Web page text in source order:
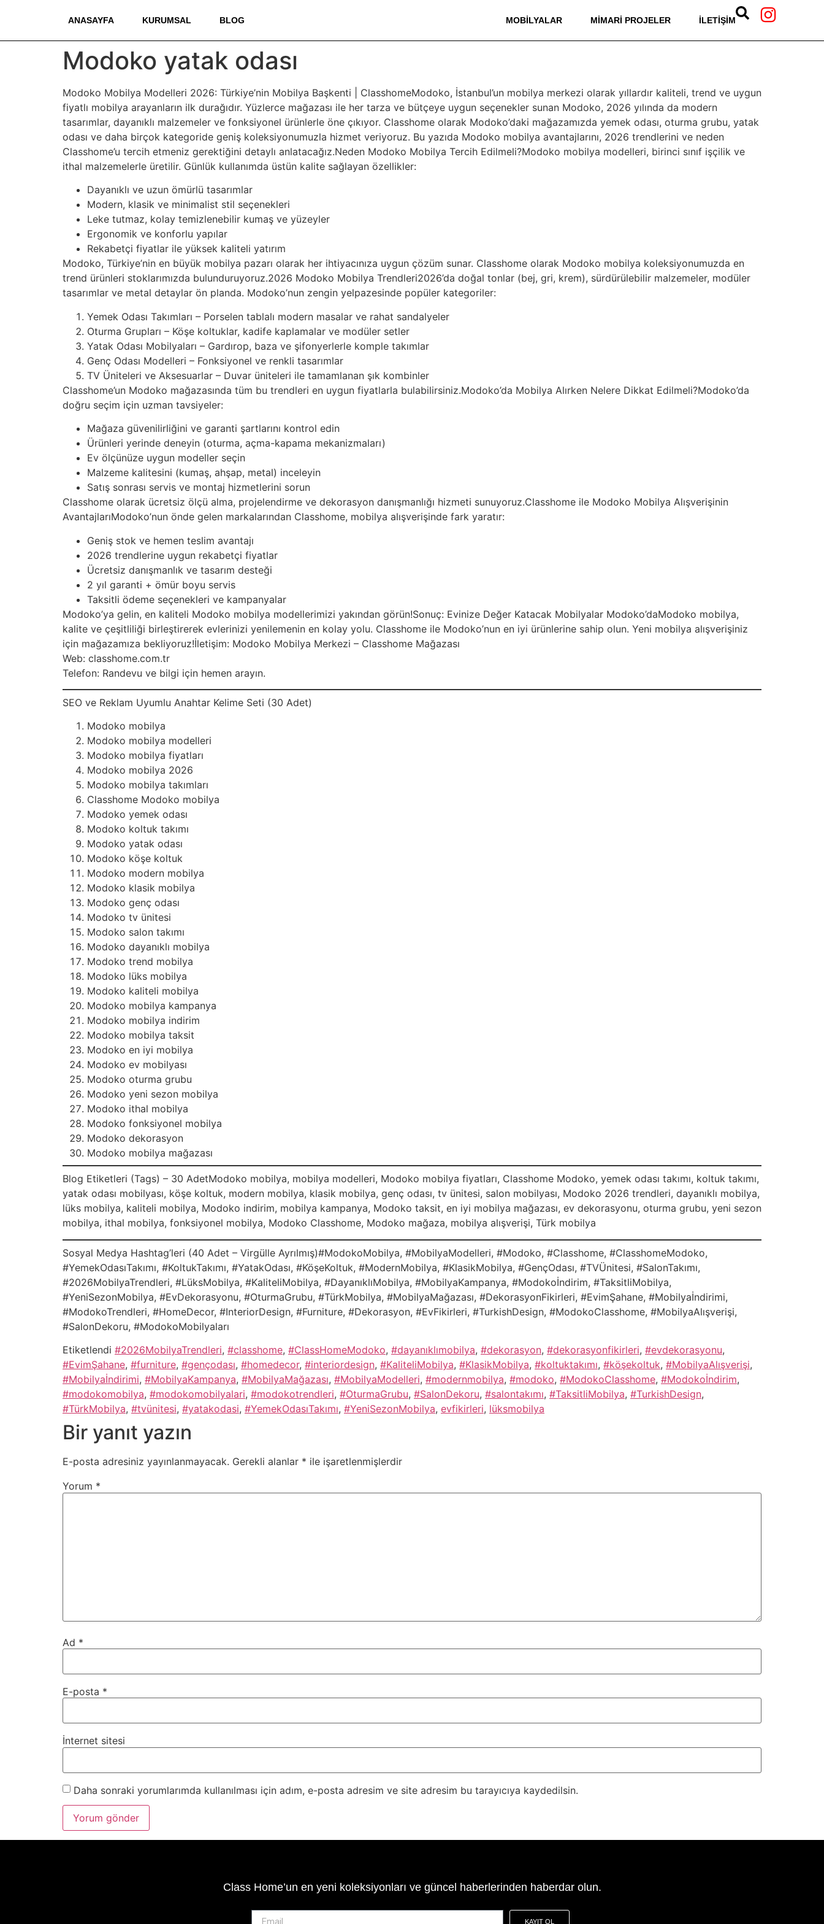
ANASAYFA KURUMSAL BLOG MOBILYALAR MIMARI PROJELER İLETIŞIM
Modoko yatak odası
Modoko Mobilya Modelleri 2026: Türkiye’nin Mobilya Başkenti | ClasshomeModoko, İstanbul’un mobilya merkezi olarak yıllardır kaliteli, trend ve uygun
fiyatlı mobilya arayanların ilk durağıdır. Yüzlerce mağazası ile her tarza ve bütçeye uygun seçenekler sunan Modoko, 2026 yılında da modern
tasarımlar, dayanıklı malzemeler ve fonksiyonel ürünlerle öne çıkıyor. Classhome olarak Modoko’daki mağazamızda yemek odası, oturma grubu, yatak
odası ve daha birçok kategoride geniş koleksiyonumuzla hizmet veriyoruz. Bu yazıda Modoko mobilya avantajlarını, 2026 trendlerini ve neden
Classhome’u tercih etmeniz gerektiğini detaylı anlatacağız.Neden Modoko Mobilya Tercih Edilmeli?Modoko mobilya modelleri, birinci sınıf işçilik ve
ithal malzemelerle üretilir. Günlük kullanımda üstün kalite sağlayan özellikler:
Dayanıklı ve uzun ömürlü tasarımlar
Modern, klasik ve minimalist stil seçenekleri
Leke tutmaz, kolay temizlenebilir kumaş ve yüzeyler
Ergonomik ve konforlu yapılar
Rekabetçi fiyatlar ile yüksek kaliteli yatırım
Modoko, Türkiye’nin en büyük mobilya pazarı olarak her ihtiyacınıza uygun çözüm sunar. Classhome olarak Modoko mobilya koleksiyonumuzda en
trend ürünleri stoklarımızda bulunduruyoruz.2026 Modoko Mobilya Trendleri2026’da doğal tonlar (bej, gri, krem), sürdürülebilir malzemeler, modüler
tasarımlar ve metal detaylar ön planda. Modoko’nun zengin yelpazesinde popüler kategoriler:
Yemek Odası Takımları – Porselen tablalı modern masalar ve rahat sandalyeler
Oturma Grupları – Köşe koltuklar, kadife kaplamalar ve modüler setler
Yatak Odası Mobilyaları – Gardırop, baza ve şifonyerlerle komple takımlar
Genç Odası Modelleri – Fonksiyonel ve renkli tasarımlar
TV Üniteleri ve Aksesuarlar – Duvar üniteleri ile tamamlanan şık kombinler
Classhome’un Modoko mağazasında tüm bu trendleri en uygun fiyatlarla bulabilirsiniz.Modoko’da Mobilya Alırken Nelere Dikkat Edilmeli?Modoko’da
doğru seçim için uzman tavsiyeler:
Mağaza güvenilirliğini ve garanti şartlarını kontrol edin
Ürünleri yerinde deneyin (oturma, açma-kapama mekanizmaları)
Ev ölçünüze uygun modeller seçin
Malzeme kalitesini (kumaş, ahşap, metal) inceleyin
Satış sonrası servis ve montaj hizmetlerini sorun
Classhome olarak ücretsiz ölçü alma, projelendirme ve dekorasyon danışmanlığı hizmeti sunuyoruz.Classhome ile Modoko Mobilya Alışverişinin
AvantajlarıModoko’nun önde gelen markalarından Classhome, mobilya alışverişinde fark yaratır:
Geniş stok ve hemen teslim avantajı
2026 trendlerine uygun rekabetçi fiyatlar
Ücretsiz danışmanlık ve tasarım desteği
2 yıl garanti + ömür boyu servis
Taksitli ödeme seçenekleri ve kampanyalar
Modoko’ya gelin, en kaliteli Modoko mobilya modellerimizi yakından görün!Sonuç: Evinize Değer Katacak Mobilyalar Modoko’daModoko mobilya,
kalite ve çeşitliliği birleştirerek evlerinizi yenilemenin en kolay yolu. Classhome ile Modoko’nun en iyi ürünlerine sahip olun. Yeni mobilya alışverişiniz
için mağazamıza bekliyoruz!İletişim: Modoko Mobilya Merkezi – Classhome Mağazası
Web: classhome.com.tr
Telefon: Randevu ve bilgi için hemen arayın.
SEO ve Reklam Uyumlu Anahtar Kelime Seti (30 Adet)
Modoko mobilya
Modoko mobilya modelleri
Modoko mobilya fiyatları
Modoko mobilya 2026
Modoko mobilya takımları
Classhome Modoko mobilya
Modoko yemek odası
Modoko koltuk takımı
Modoko yatak odası
Modoko köşe koltuk
Modoko modern mobilya
Modoko klasik mobilya
Modoko genç odası
Modoko tv ünitesi
Modoko salon takımı
Modoko dayanıklı mobilya
Modoko trend mobilya
Modoko lüks mobilya
Modoko kaliteli mobilya
Modoko mobilya kampanya
Modoko mobilya indirim
Modoko mobilya taksit
Modoko en iyi mobilya
Modoko ev mobilyası
Modoko oturma grubu
Modoko yeni sezon mobilya
Modoko ithal mobilya
Modoko fonksiyonel mobilya
Modoko dekorasyon
Modoko mobilya mağazası
Blog Etiketleri (Tags) – 30 AdetModoko mobilya, mobilya modelleri, Modoko mobilya fiyatları, Classhome Modoko, yemek odası takımı, koltuk takımı,
yatak odası mobilyası, köşe koltuk, modern mobilya, klasik mobilya, genç odası, tv ünitesi, salon mobilyası, Modoko 2026 trendleri, dayanıklı mobilya,
lüks mobilya, kaliteli mobilya, Modoko indirim, mobilya kampanya, Modoko taksit, en iyi mobilya mağazası, ev dekorasyonu, oturma grubu, yeni sezon
mobilya, ithal mobilya, fonksiyonel mobilya, Modoko Classhome, Modoko mağaza, mobilya alışverişi, Türk mobilya
Sosyal Medya Hashtag’leri (40 Adet – Virgülle Ayrılmış)#ModokoMobilya, #MobilyaModelleri, #Modoko, #Classhome, #ClasshomeModoko,
#YemekOdasıTakımı, #KoltukTakımı, #YatakOdası, #KöşeKoltuk, #ModernMobilya, #KlasikMobilya, #GençOdası, #TVÜnitesi, #SalonTakımı,
#2026MobilyaTrendleri, #LüksMobilya, #KaliteliMobilya, #DayanıklıMobilya, #MobilyaKampanya, #Modokoİndirim, #TaksitliMobilya,
#YeniSezonMobilya, #EvDekorasyonu, #OturmaGrubu, #TürkMobilya, #MobilyaMağazası, #DekorasyonFikirleri, #EvimŞahane, #Mobilyaİndirimi,
#ModokoTrendleri, #HomeDecor, #InteriorDesign, #Furniture, #Dekorasyon, #EvFikirleri, #TurkishDesign, #ModokoClasshome, #MobilyaAlışverişi,
#SalonDekoru, #ModokoMobilyaları
Etiketlendi #2026MobilyaTrendleri, #classhome, #ClassHomeModoko, #dayanıklımobilya, #dekorasyon, #dekorasyonfikirleri, #evdekorasyonu,
#EvimŞahane, #furniture, #gençodası, #homedecor, #interiordesign, #KaliteliMobilya, #KlasikMobilya, #koltuktakımı, #köşekoltuk, #MobilyaAlışverişi,
#Mobilyaİndirimi, #MobilyaKampanya, #MobilyaMağazası, #MobilyaModelleri, #modernmobilya, #modoko, #ModokoClasshome, #Modokoİndirim,
#modokomobilya, #modokomobilyalari, #modokotrendleri, #OturmaGrubu, #SalonDekoru, #salontakımı, #TaksitliMobilya, #TurkishDesign,
#TürkMobilya, #tvünitesi, #yatakodasi, #YemekOdasıTakımı, #YeniSezonMobilya, evfikirleri, lüksmobilya
Bir yanıt yazın
E-posta adresiniz yayınlanmayacak. Gerekli alanlar * ile işaretlenmişlerdir
Yorum *
Ad *
E-posta *
İnternet sitesi
Daha sonraki yorumlarımda kullanılması için adım, e-posta adresim ve site adresim bu tarayıcıya kaydedilsin.
Class Home’un en yeni koleksiyonları ve güncel haberlerinden haberdar olun.
KAYIT OL